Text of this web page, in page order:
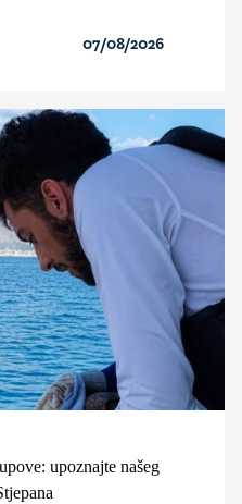
07/08/2026
upoznajte našeg